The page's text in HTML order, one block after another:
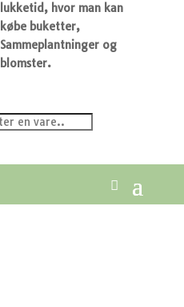
lukketid, hvor man kan
købe buketter,
Sammeplantninger og
blomster.